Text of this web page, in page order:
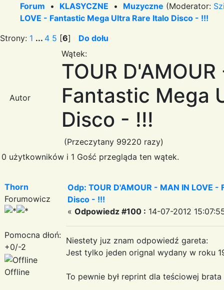
Forum • KLASYCZNE • Muzyczne (Moderator:
LOVE - Fantastic Mega Ultra Rare Italo Disco - !!!
Strony: 1 ... 4 5 [6] Do dołu
Autor
Wątek:
TOUR
Fantastic Mega
Disco - !!!
(Przeczytany 99220 razy)
0 użytkowników i 1 Gość przegląda ten wątek.
Thorn
Forumowicz
Pomocna dłoń:
+0/-2
Offline
Odp: TOUR D'AMOUR - MAN IN LOVE
Disco - !!!
« Odpowiedz #100 : 14-07-2012
Niestety juz znam odpowiedź gareta:
Jest tylko jeden orignal wydany w roku
To pewnie był reprint dla teściowej brata